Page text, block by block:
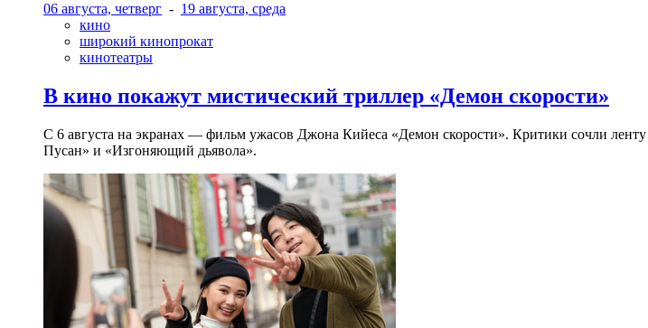
06 августа, четверг - 19 августа, среда
кино
широкий кинопрокат
кинотеатры
В кино покажут мистический триллер «Демон скорости»
С 6 августа на экранах — фильм ужасов Джона Кийеса «Демон скорости». Критики сочли
Пусан» и «Изгоняющий дьявола».